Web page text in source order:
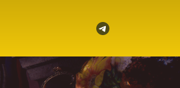
Telegram